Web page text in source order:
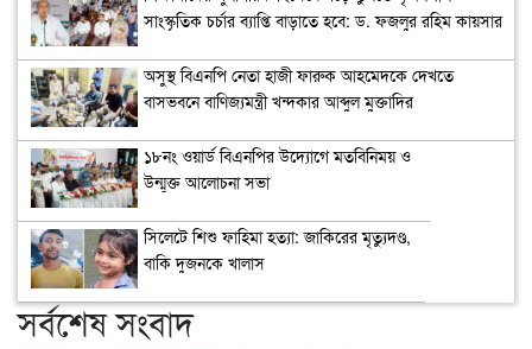
সাংস্কৃতিক চর্চার ব্যাপ্তি বাড়াতে হবে: ড. ফজলুর রহিম কায়সার
অসুস্থ বিএনপি নেতা হাজী ফারুক আহমেদকে দেখতে
বাসভবনে বাণিজ্যমন্ত্রী খন্দকার আব্দুল মুক্তাদির
১৮নং ওয়ার্ড বিএনপির উদ্যোগে মতবিনিময় ও
উন্মুক্ত আলোচনা সভা
সিলেটে শিশু ফাহিমা হত্যা: জাকিরের মৃত্যুদণ্ড,
বাকি দুজনকে খালাস
সর্বশেষ সংবাদ